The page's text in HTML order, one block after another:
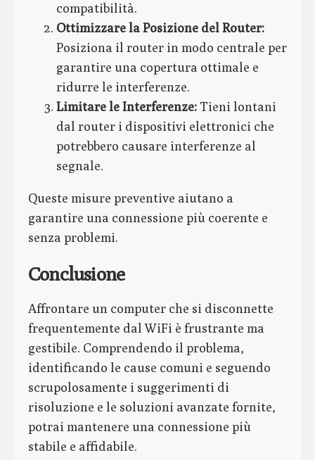
compatibilità.
Ottimizzare la Posizione del Router:
Posiziona il router in modo centrale per
garantire una copertura ottimale e
ridurre le interferenze.
Limitare le Interferenze: Tieni lontani
dal router i dispositivi elettronici che
potrebbero causare interferenze al
segnale.
Queste misure preventive aiutano a
garantire una connessione più coerente e
senza problemi.
Conclusione
Affrontare un computer che si disconnette
frequentemente dal WiFi è frustrante ma
gestibile. Comprendendo il problema,
identificando le cause comuni e seguendo
scrupolosamente i suggerimenti di
risoluzione e le soluzioni avanzate fornite,
potrai mantenere una connessione più
stabile e affidabile.